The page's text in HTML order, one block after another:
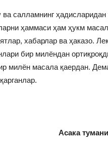
салламнинг
ҳаммаси ҳам ҳукм
хабарлар ва ҳаказо.
бир милёндан
милён масала қаердан.
Асака